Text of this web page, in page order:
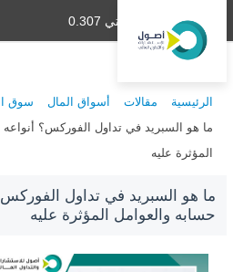
دينار كويتي 0.307
الرئيسية مقالات أسواق المال
سوق
ما هو السبريد في تداول الفوركس؟ أنواعه
المؤثرة عليه
ما هو السبريد في تداول
حسابه والعوامل المؤثرة عليه